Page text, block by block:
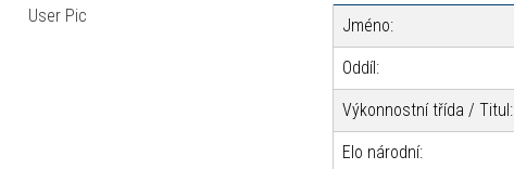
Jméno:
Oddíl:
Výkonnostní třída / Titul:
Elo národní: